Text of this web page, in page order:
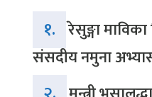
१. रेसुङ्गा माविका
संसदीय नमुना